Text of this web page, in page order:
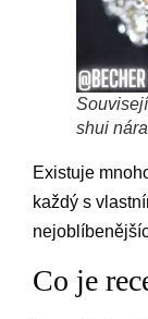
shui
Existuje
každý s
Co je